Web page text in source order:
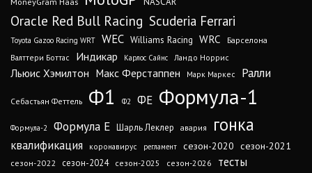
Oracle Red Bull Racing Scuderia Ferrari
Toyota Gazoo Racing WRT WEC Williams Racing WRC
Барселона
Валттери Боттас
Индикар Карлос Сайнс Ландо Норрис
Льюис Хэмилтон Макс Ферстаппен Марк Маркес Ралли
Себастьян Феттель Ф1 Ф2 ФЕ Формула-1
Формула-2 Формула Е Шарль Леклер авария гонка
квалификация коронавирус регламент сезон-2020 сезон-2021
сезон-2022 сезон-2024 сезон-2025 сезон-2026 тесты